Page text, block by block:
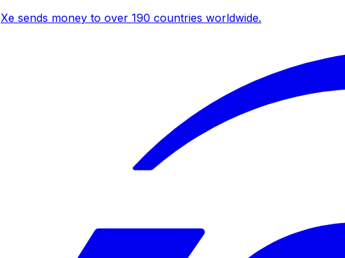
Xe sends money to over 190 countries worldwide.